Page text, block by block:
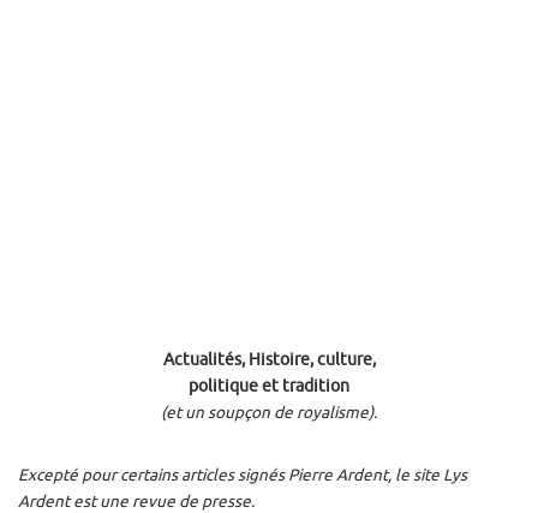
Actualités, Histoire, culture,
politique et tradition
(et un soupçon de royalisme).
Excepté pour certains articles signés Pierre Ardent, le site Lys
Ardent est une revue de presse.